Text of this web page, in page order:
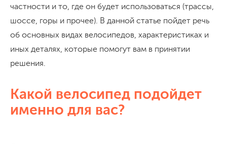
частности и то, где он будет использоваться (трассы,
шоссе, горы и прочее). В данной статье пойдет речь
об основных видах велосипедов, характеристиках и
иных деталях, которые помогут вам в принятии
решения.
Какой велосипед подойдет
именно для вас?